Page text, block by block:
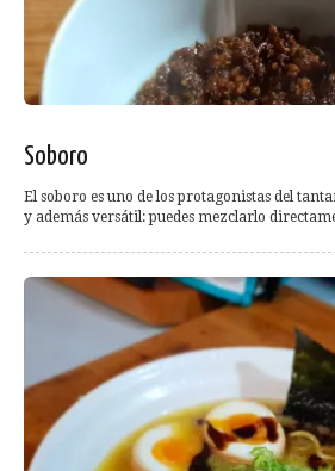
Soboro
El soboro es uno de los protagonistas del
y además versátil: puedes mezclarlo